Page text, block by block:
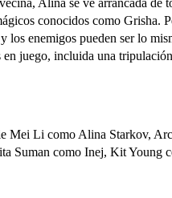
Alina se ve arrancada de
conocidos como Grisha.
los enemigos pueden ser lo
juego, incluida una
Mei Li como Alina Starkov,
Suman como Inej, Kit Young